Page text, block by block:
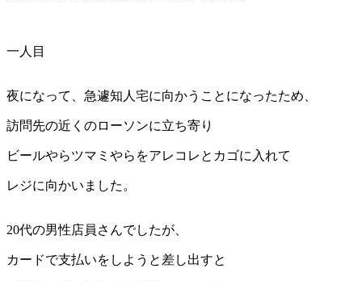
一人目
夜になって、急遽知人宅に向かうことになったため、
訪問先の近くのローソンに立ち寄り
ビールやらツマミやらをアレコレとカゴに入れて
レジに向かいました。
20代の男性店員さんでしたが、
カードで支払いをしようと差し出すと